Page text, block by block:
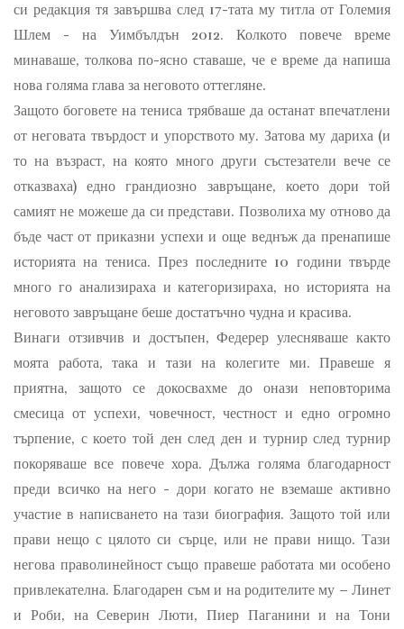
си редакция тя завършва след 17-тата му титла от Големия
Шлем - на Уимбълдън 2012. Колкото повече време
минаваше, толкова по-ясно ставаше, че е време да напиша
нова голяма глава за неговото оттегляне.
Защото боговете на тениса трябваше да останат впечатлени
от неговата твърдост и упорството му. Затова му дариха (и
то на възраст, на която много други състезатели вече се
отказваха) едно грандиозно завръщане, което дори той
самият не можеше да си представи. Позволиха му отново да
бъде част от приказни успехи и още веднъж да пренапише
историята на тениса. През последните 10 години твърде
много го анализираха и категоризираха, но историята на
неговото завръщане беше достатъчно чудна и красива.
Винаги отзивчив и достъпен, Федерер улесняваше както
моята работа, така и тази на колегите ми. Правеше я
приятна, защото се докосвахме до онази неповторима
смесица от успехи, човечност, честност и едно огромно
търпение, с което той ден след ден и турнир след турнир
покоряваше все повече хора. Дължа голяма благодарност
преди всичко на него - дори когато не вземаше активно
участие в написването на тази биография. Защото той или
прави нещо с цялото си сърце, или не прави нищо. Тази
негова праволинейност също правеше работата ми особено
привлекателна. Благодарен съм и на родителите му – Линет
и Роби, на Северин Люти, Пиер Паганини и на Тони